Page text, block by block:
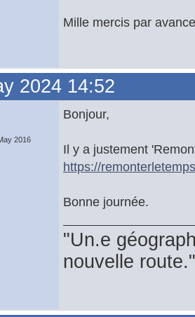
Mille mercis par
2024 14:52
2016
Bonjour,
Il y a justement
https://
Bonne journée.
"Un.e
nouvelle route."